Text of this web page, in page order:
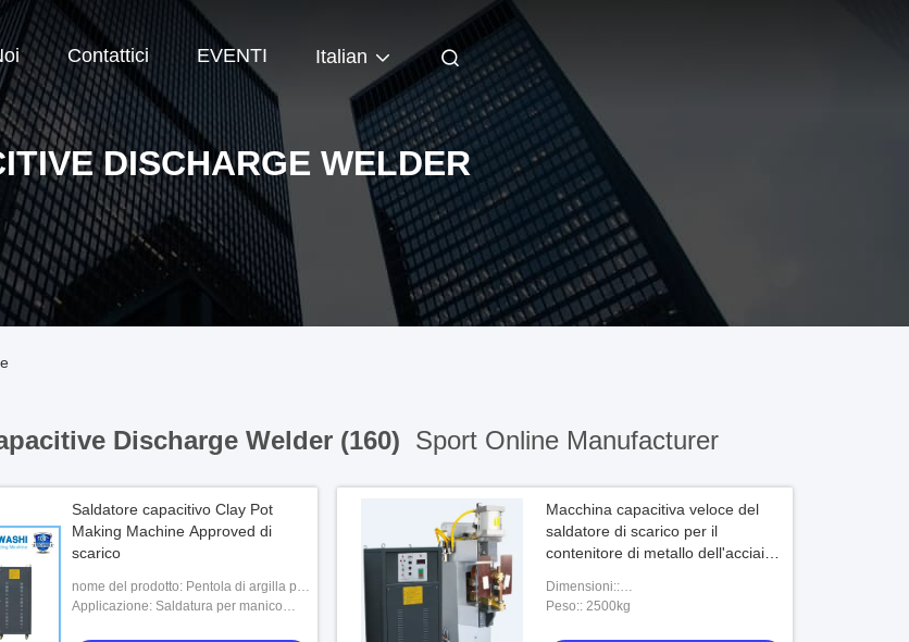
Contattici EVENTI Italian
DISCHARGE WELDER
Discharge Welder (160) Sport Online Manufacturer
Saldatore capacitivo Clay Pot
Making Machine Approved di
scarico
nome del prodotto: Pentola di argilla per
saldatore a scarica capacitiva che fa
Applicazione: Saldatura per manico
Macchina capacitiva veloce del
saldatore di scarico per il
contenitore di metallo dell'acciaio
Dimensioni::
900mmX1500mmX1850mm
Peso:: 2500kg